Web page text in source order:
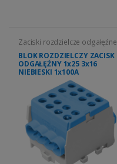
Zaciski rozdzielcze odgałęźne
HLK
BLOK ROZDZIELCZY ZACISK
ODGAŁĘŹNY 1x25 3x16
NIEBIESKI 1x100A